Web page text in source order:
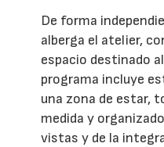
De forma
alberga el atelier,
espacio destinado
programa incluye
una zona de estar,
medida y
vistas y de la